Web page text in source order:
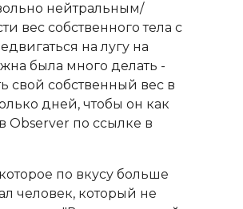
нейтральным/
вес собственного тела с
на лугу на
была много делать -
свой собственный вес в
дней, чтобы он как
Observer по ссылке в
по вкусу больше
человек, который не